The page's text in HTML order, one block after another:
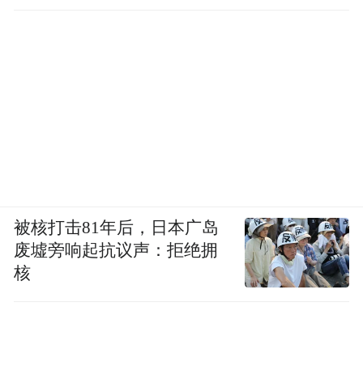
被核打击81年后，日本广岛
废墟旁响起抗议声：拒绝拥
核